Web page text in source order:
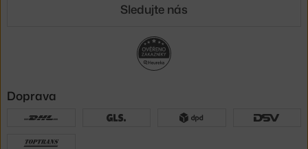
Sledujte nás
Doprava